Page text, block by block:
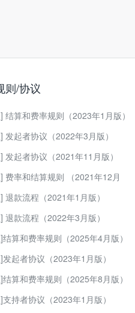
则/协议
结算和费率规则（2023年1月版）
发起者协议（2022年3月版）
发起者协议（2021年11月版）
费率和结算规则 （2021年12月
退款流程（2021年1月版）
退款流程（2022年3月版）
算和费率规则（2025年4月版）
起者协议（2023年1月版）
算和费率规则（2025年8月版）
持者协议（2023年1月版）